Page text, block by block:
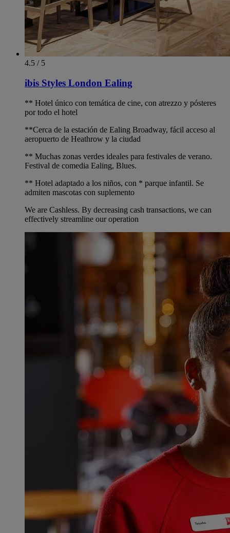
4.5 / 5
ibis Styles London Ealing
** Hotel único con temática de cine, con atrezzo y pósteres
por todo el hotel
**Cerca de la estación de Ealing Broadway, fácil acceso al
aeropuerto de Heathrow y la ciudad
** Muchas zonas verdes ideales para festivales de verano.
Festival de comedia Ealing, Blues.
** Hotel adaptado a los niños, con * parque infantil. Se
admiten mascotas con suplemento
We are Cashless. By decreasing cash transactions, we can
effectively streamline our operation